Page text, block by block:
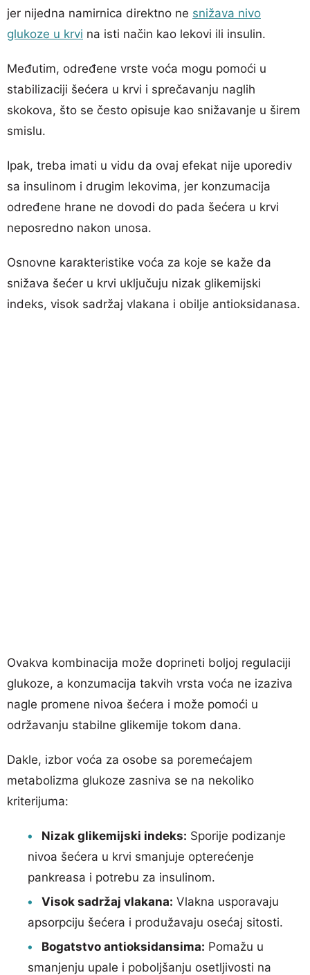
jer nijedna namirnica direktno ne snižava nivo
glukoze u krvi na isti način kao lekovi ili insulin.
Međutim, određene vrste voća mogu pomoći u
stabilizaciji šećera u krvi i sprečavanju naglih
skokova, što se često opisuje kao snižavanje u širem
smislu.
Ipak, treba imati u vidu da ovaj efekat nije uporediv
sa insulinom i drugim lekovima, jer konzumacija
određene hrane ne dovodi do pada šećera u krvi
neposredno nakon unosa.
Osnovne karakteristike voća za koje se kaže da
snižava šećer u krvi uključuju nizak glikemijski
indeks, visok sadržaj vlakana i obilje antioksidanasa.
Ovakva kombinacija može doprineti boljoj regulaciji
glukoze, a konzumacija takvih vrsta voća ne izaziva
nagle promene nivoa šećera i može pomoći u
održavanju stabilne glikemije tokom dana.
Dakle, izbor voća za osobe sa poremećajem
metabolizma glukoze zasniva se na nekoliko
kriterijuma:
Nizak glikemijski indeks: Sporije podizanje
nivoa šećera u krvi smanjuje opterećenje
pankreasa i potrebu za insulinom.
Visok sadržaj vlakana: Vlakna usporavaju
apsorpciju šećera i produžavaju osećaj sitosti.
Bogatstvo antioksidansima: Pomažu u
smanjenju upale i poboljšanju osetljivosti na